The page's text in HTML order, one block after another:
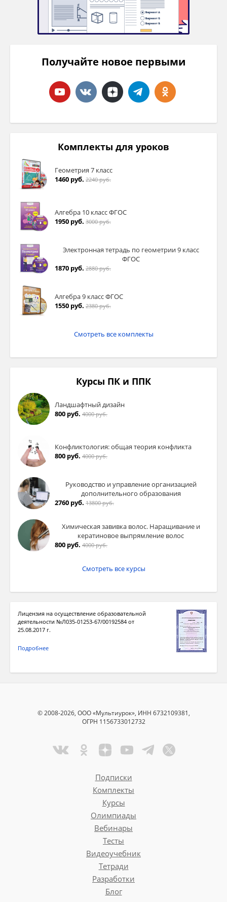
Получайте новое первыми
Комплекты для уроков
Геометрия 7 класс
1460 руб. 2240 руб.
Алгебра 10 класс ФГОС
1950 руб. 3000 руб.
Электронная тетрадь по геометрии 9 класс
ФГОС
1870 руб. 2880 руб.
Алгебра 9 класс ФГОС
1550 руб. 2380 руб.
Смотреть все комплекты
Курсы ПК и ППК
Ландшафтный дизайн
800 руб. 4000 руб.
Конфликтология: общая теория конфликта
800 руб. 4000 руб.
Руководство и управление организацией
дополнительного образования
2760 руб. 13800 руб.
Химическая завивка волос. Наращивание и
кератиновое выпрямление волос
800 руб. 4000 руб.
Смотреть все курсы
Лицензия на осуществление образовательной
деятельности №Л035-01253-67/00192584 от
25.08.2017 г.
Подробнее
© 2008-2026, ООО «Мультиурок», ИНН 6732109381,
ОГРН 1156733012732
Подписки
Комплекты
Курсы
Олимпиады
Вебинары
Тесты
Видеоучебник
Тетради
Разработки
Блог